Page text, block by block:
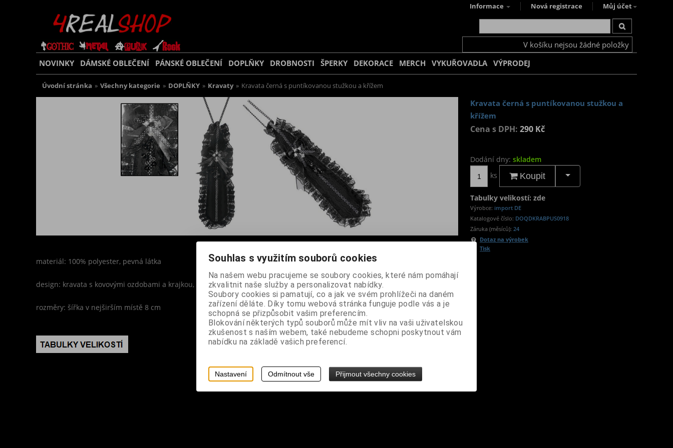
Informace Nová registrace Můj účet
V košíku nejsou žádné položky
NOVINKY DÁMSKÉ OBLEČENÍ PÁNSKÉ OBLEČENÍ DOPLŇKY DROBNOSTI ŠPERKY DEKORACE MERCH VYKUŘOVADLA VÝPRODEJ
Úvodní stránka » Všechny kategorie » DOPLŇKY » Kravaty » Kravata černá s puntíkovanou stužkou a křížem
Kravata černá s puntíkovanou stužkou a
křížem
Cena s DPH: 290 Kč
Dodání dny: skladem
ks
Koupit
Tabulky velikostí: zde
Výrobce: import DE
Katalogové číslo: DOQDKRABPUS0918
Záruka (měsíců): 24
Dotaz na výrobek
Tisk
materiál: 100% polyester, pevná látka
design: kravata s kovovými ozdobami a krajkou, zapínání na řetízek s karabinkou
rozměry: šířka v nejširším místě 8 cm
Souhlas s využitím souborů cookies
Na našem webu pracujeme se soubory cookies, které nám pomáhají
zkvalitnit naše služby a personalizovat nabídky.
Soubory cookies si pamatují, co a jak ve svém prohlížeči na daném
zařízení děláte. Díky tomu webová stránka funguje podle vás a je
schopná se přizpůsobit vašim preferencím.
Blokování některých typů souborů může mít vliv na vaši uživatelskou
zkušenost s naším webem, také nebudeme schopni poskytnout vám
nabídku na základě vašich preferencí.
Nastavení Odmítnout vše Přijmout všechny cookies